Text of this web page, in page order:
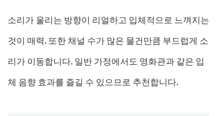
소리가 울리는 방향이 리얼하고 입체적으로 느껴지는
것이 매력. 또한 채널 수가 많은 물건만큼 부드럽게 소
리가 이동합니다. 일반 가정에서도 영화관과 같은 입
체 음향 효과를 즐길 수 있으므로 추천합니다.